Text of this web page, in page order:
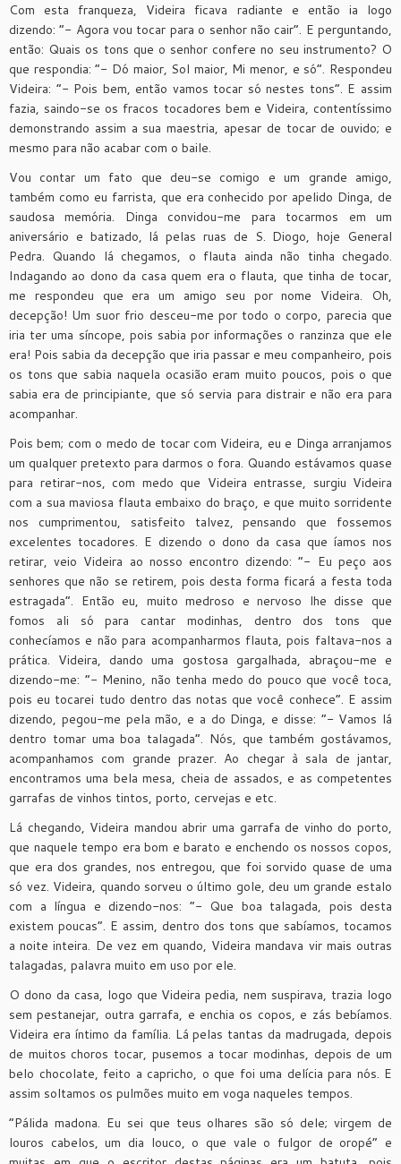
Com esta franqueza, Videira ficava radiante e então ia logo
dizendo: “- Agora vou tocar para o senhor não cair”. E perguntando,
então: Quais os tons que o senhor confere no seu instrumento? O
que respondia: “- Dó maior, Sol maior, Mi menor, e só”. Respondeu
Videira: “- Pois bem, então vamos tocar só nestes tons”. E assim
fazia, saindo-se os fracos tocadores bem e Videira, contentíssimo
demonstrando assim a sua maestria, apesar de tocar de ouvido; e
mesmo para não acabar com o baile.
Vou contar um fato que deu-se comigo e um grande amigo,
também como eu farrista, que era conhecido por apelido Dinga, de
saudosa memória. Dinga convidou-me para tocarmos em um
aniversário e batizado, lá pelas ruas de S. Diogo, hoje General
Pedra. Quando lá chegamos, o flauta ainda não tinha chegado.
Indagando ao dono da casa quem era o flauta, que tinha de tocar,
me respondeu que era um amigo seu por nome Videira. Oh,
decepção! Um suor frio desceu-me por todo o corpo, parecia que
iria ter uma síncope, pois sabia por informações o ranzinza que ele
era! Pois sabia da decepção que iria passar e meu companheiro, pois
os tons que sabia naquela ocasião eram muito poucos, pois o que
sabia era de principiante, que só servia para distrair e não era para
acompanhar.
Pois bem; com o medo de tocar com Videira, eu e Dinga arranjamos
um qualquer pretexto para darmos o fora. Quando estávamos quase
para retirar-nos, com medo que Videira entrasse, surgiu Videira
com a sua maviosa flauta embaixo do braço, e que muito sorridente
nos cumprimentou, satisfeito talvez, pensando que fossemos
excelentes tocadores. E dizendo o dono da casa que íamos nos
retirar, veio Videira ao nosso encontro dizendo: “- Eu peço aos
senhores que não se retirem, pois desta forma ficará a festa toda
estragada”. Então eu, muito medroso e nervoso lhe disse que
fomos ali só para cantar modinhas, dentro dos tons que
conhecíamos e não para acompanharmos flauta, pois faltava-nos a
prática. Videira, dando uma gostosa gargalhada, abraçou-me e
dizendo-me: “- Menino, não tenha medo do pouco que você toca,
pois eu tocarei tudo dentro das notas que você conhece”. E assim
dizendo, pegou-me pela mão, e a do Dinga, e disse: “- Vamos lá
dentro tomar uma boa talagada”. Nós, que também gostávamos,
acompanhamos com grande prazer. Ao chegar à sala de jantar,
encontramos uma bela mesa, cheia de assados, e as competentes
garrafas de vinhos tintos, porto, cervejas e etc.
Lá chegando, Videira mandou abrir uma garrafa de vinho do porto,
que naquele tempo era bom e barato e enchendo os nossos copos,
que era dos grandes, nos entregou, que foi sorvido quase de uma
só vez. Videira, quando sorveu o último gole, deu um grande estalo
com a língua e dizendo-nos: “- Que boa talagada, pois desta
existem poucas”. E assim, dentro dos tons que sabíamos, tocamos
a noite inteira. De vez em quando, Videira mandava vir mais outras
talagadas, palavra muito em uso por ele.
O dono da casa, logo que Videira pedia, nem suspirava, trazia logo
sem pestanejar, outra garrafa, e enchia os copos, e zás bebíamos.
Videira era íntimo da família. Lá pelas tantas da madrugada, depois
de muitos choros tocar, pusemos a tocar modinhas, depois de um
belo chocolate, feito a capricho, o que foi uma delícia para nós. E
assim soltamos os pulmões muito em voga naqueles tempos.
“Pálida madona. Eu sei que teus olhares são só dele; virgem de
louros cabelos, um dia louco, o que vale o fulgor de oropé” e